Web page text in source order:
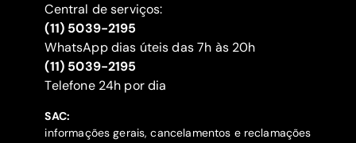
Central de serviços:
(11) 5039-2195
WhatsApp dias úteis das 7h às 20h
(11) 5039-2195
‍Telefone 24h por dia
SAC:
informações gerais, cancelamentos e reclamações